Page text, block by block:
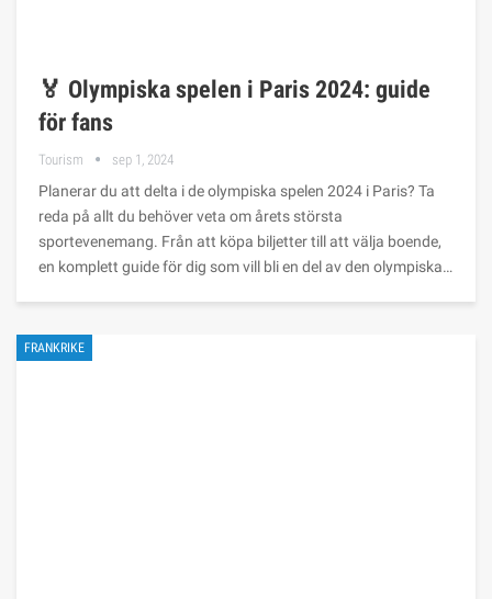
🏅 Olympiska spelen i Paris 2024: guide
för fans
Tourism sep 1, 2024
Planerar du att delta i de olympiska spelen 2024 i Paris? Ta
reda på allt du behöver veta om årets största
sportevenemang. Från att köpa biljetter till att välja boende,
en komplett guide för dig som vill bli en del av den olympiska…
FRANKRIKE